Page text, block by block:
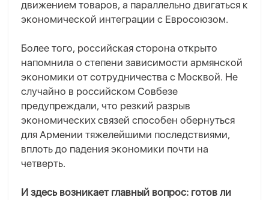
движением товаров, а параллельно двигаться к
экономической интеграции с Евросоюзом.
Более того, российская сторона открыто
напомнила о степени зависимости армянской
экономики от сотрудничества с Москвой. Не
случайно в российском Совбезе
предупреждали, что резкий разрыв
экономических связей способен обернуться
для Армении тяжелейшими последствиями,
вплоть до падения экономики почти на
четверть.
И здесь возникает главный вопрос: готов ли